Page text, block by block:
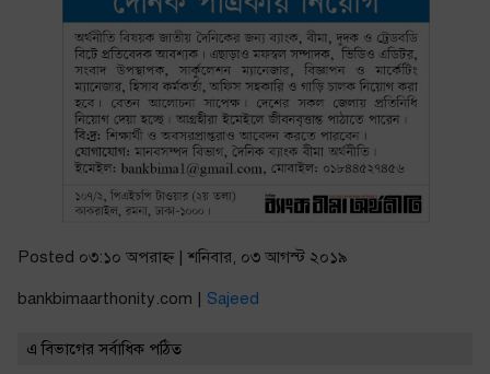
Posted ০৩:১০ অপরাহ্ণ | শনিবার, ০৩ আগস্ট ২০১৯
bankbimaarthonity.com | Sajeed
এ বিভাগের সর্বাধিক পঠিত